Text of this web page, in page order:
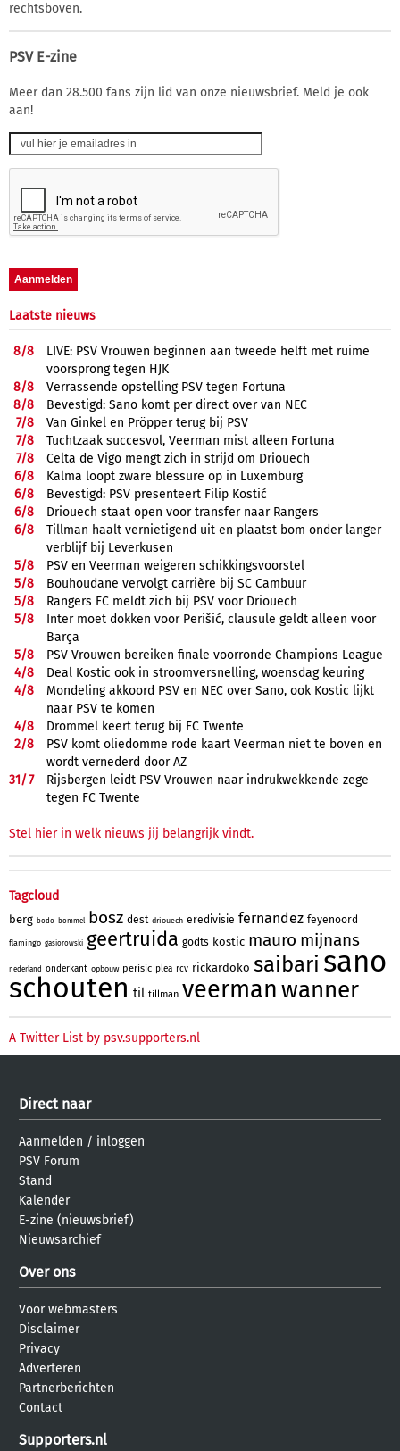
rechtsboven.
PSV E-zine
Meer dan 28.500 fans zijn lid van onze nieuwsbrief. Meld je ook
aan!
Laatste nieuws
8/8
LIVE: PSV Vrouwen beginnen aan tweede helft met ruime
voorsprong tegen HJK
8/8
Verrassende opstelling PSV tegen Fortuna
8/8
Bevestigd: Sano komt per direct over van NEC
7/8
Van Ginkel en Pröpper terug bij PSV
7/8
Tuchtzaak succesvol, Veerman mist alleen Fortuna
7/8
Celta de Vigo mengt zich in strijd om Driouech
6/8
Kalma loopt zware blessure op in Luxemburg
6/8
Bevestigd: PSV presenteert Filip Kostić
6/8
Driouech staat open voor transfer naar Rangers
6/8
Tillman haalt vernietigend uit en plaatst bom onder langer
verblijf bij Leverkusen
5/8
PSV en Veerman weigeren schikkingsvoorstel
5/8
Bouhoudane vervolgt carrière bij SC Cambuur
5/8
Rangers FC meldt zich bij PSV voor Driouech
5/8
Inter moet dokken voor Perišić, clausule geldt alleen voor
Barça
5/8
PSV Vrouwen bereiken finale voorronde Champions League
4/8
Deal Kostic ook in stroomversnelling, woensdag keuring
4/8
Mondeling akkoord PSV en NEC over Sano, ook Kostic lijkt
naar PSV te komen
4/8
Drommel keert terug bij FC Twente
2/8
PSV komt oliedomme rode kaart Veerman niet te boven en
wordt vernederd door AZ
31/7
Rijsbergen leidt PSV Vrouwen naar indrukwekkende zege
tegen FC Twente
Stel hier in welk nieuws jij belangrijk vindt.
Tagcloud
berg bodo bommel bosz dest driouech eredivisie fernandez feyenoord
flamingo gasiorowski geertruida godts kostic mauro mijnans
nederland onderkant opbouw perisic plea rcv rickardoko saibari sano
schouten til tillman veermanwanner
A Twitter List by psv.supporters.nl
Direct naar
Aanmelden / inloggen
PSV Forum
Stand
Kalender
E-zine (nieuwsbrief)
Nieuwsarchief
Over ons
Voor webmasters
Disclaimer
Privacy
Adverteren
Partnerberichten
Contact
Supporters.nl